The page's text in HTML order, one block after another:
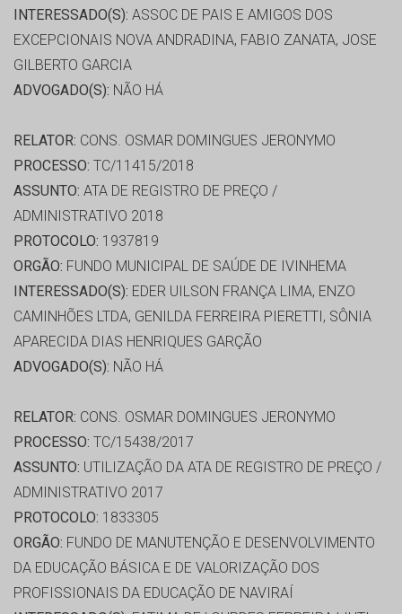
INTERESSADO(S): ASSOC DE PAIS E AMIGOS DOS
EXCEPCIONAIS NOVA ANDRADINA, FABIO ZANATA, JOSE
GILBERTO GARCIA
ADVOGADO(S): NÃO HÁ
RELATOR: CONS. OSMAR DOMINGUES JERONYMO
PROCESSO: TC/11415/2018
ASSUNTO: ATA DE REGISTRO DE PREÇO /
ADMINISTRATIVO 2018
PROTOCOLO: 1937819
ORGÃO: FUNDO MUNICIPAL DE SAÚDE DE IVINHEMA
INTERESSADO(S): EDER UILSON FRANÇA LIMA, ENZO
CAMINHÕES LTDA, GENILDA FERREIRA PIERETTI, SÔNIA
APARECIDA DIAS HENRIQUES GARÇÃO
ADVOGADO(S): NÃO HÁ
RELATOR: CONS. OSMAR DOMINGUES JERONYMO
PROCESSO: TC/15438/2017
ASSUNTO: UTILIZAÇÃO DA ATA DE REGISTRO DE PREÇO /
ADMINISTRATIVO 2017
PROTOCOLO: 1833305
ORGÃO: FUNDO DE MANUTENÇÃO E DESENVOLVIMENTO
DA EDUCAÇÃO BÁSICA E DE VALORIZAÇÃO DOS
PROFISSIONAIS DA EDUCAÇÃO DE NAVIRAÍ